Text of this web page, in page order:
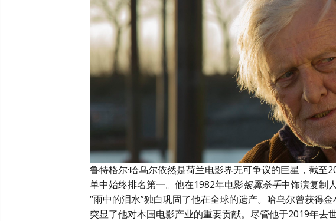
鲁特格尔·哈乌尔依然是荷兰电影界无可争议的巨星，截至
单中始终排名第一。他在1982年电影银翼杀手中饰演复制
“雨中的泪水”独白巩固了他在全球的遗产。哈乌尔曾获得
突显了他对本国电影产业的重要贡献。尽管他于2019年去